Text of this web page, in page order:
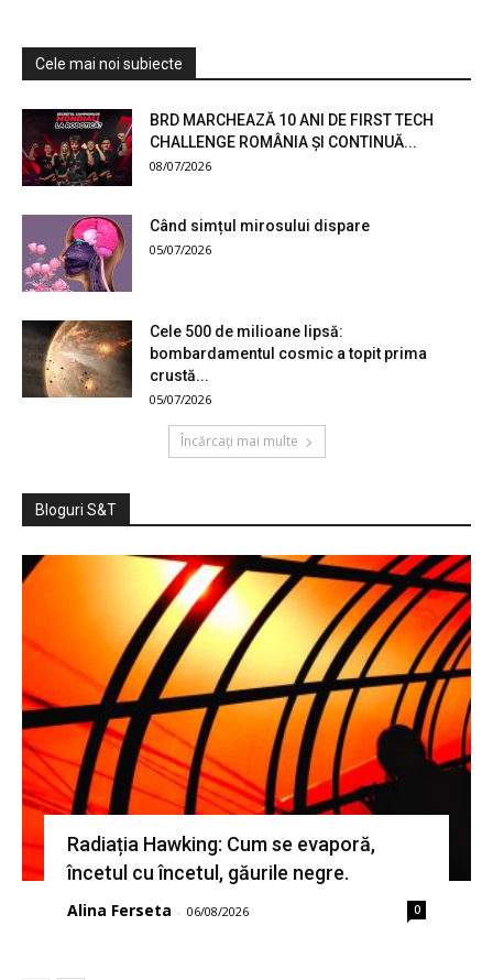
Cele mai noi subiecte
BRD MARCHEAZĂ 10 ANI DE FIRST TECH
CHALLENGE ROMÂNIA ȘI CONTINUĂ...
08/07/2026
Când simțul mirosului dispare
05/07/2026
Cele 500 de milioane lipsă:
bombardamentul cosmic a topit prima
crustă...
05/07/2026
Încărcați mai multe
Bloguri S&T
Radiația Hawking: Cum se evaporă,
încetul cu încetul, găurile negre.
Alina Ferseta - 06/08/2026 0